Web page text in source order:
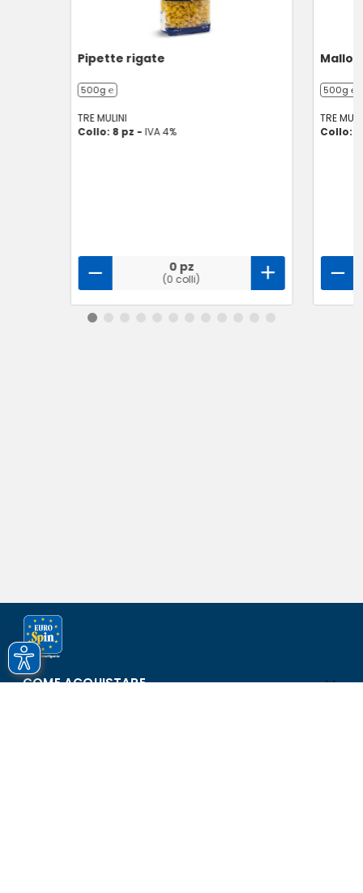
Pipette rigate
500g ℮
TRE MULINI
Collo: 8 pz - IVA 4%
0 pz
(0 colli)
500g ℮
TRE
Collo:
COME ACQUISTARE